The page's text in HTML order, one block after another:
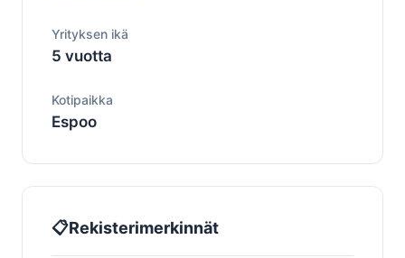
Yrityksen ikä
5 vuotta
Kotipaikka
Espoo
📋Rekisterimerkinnät